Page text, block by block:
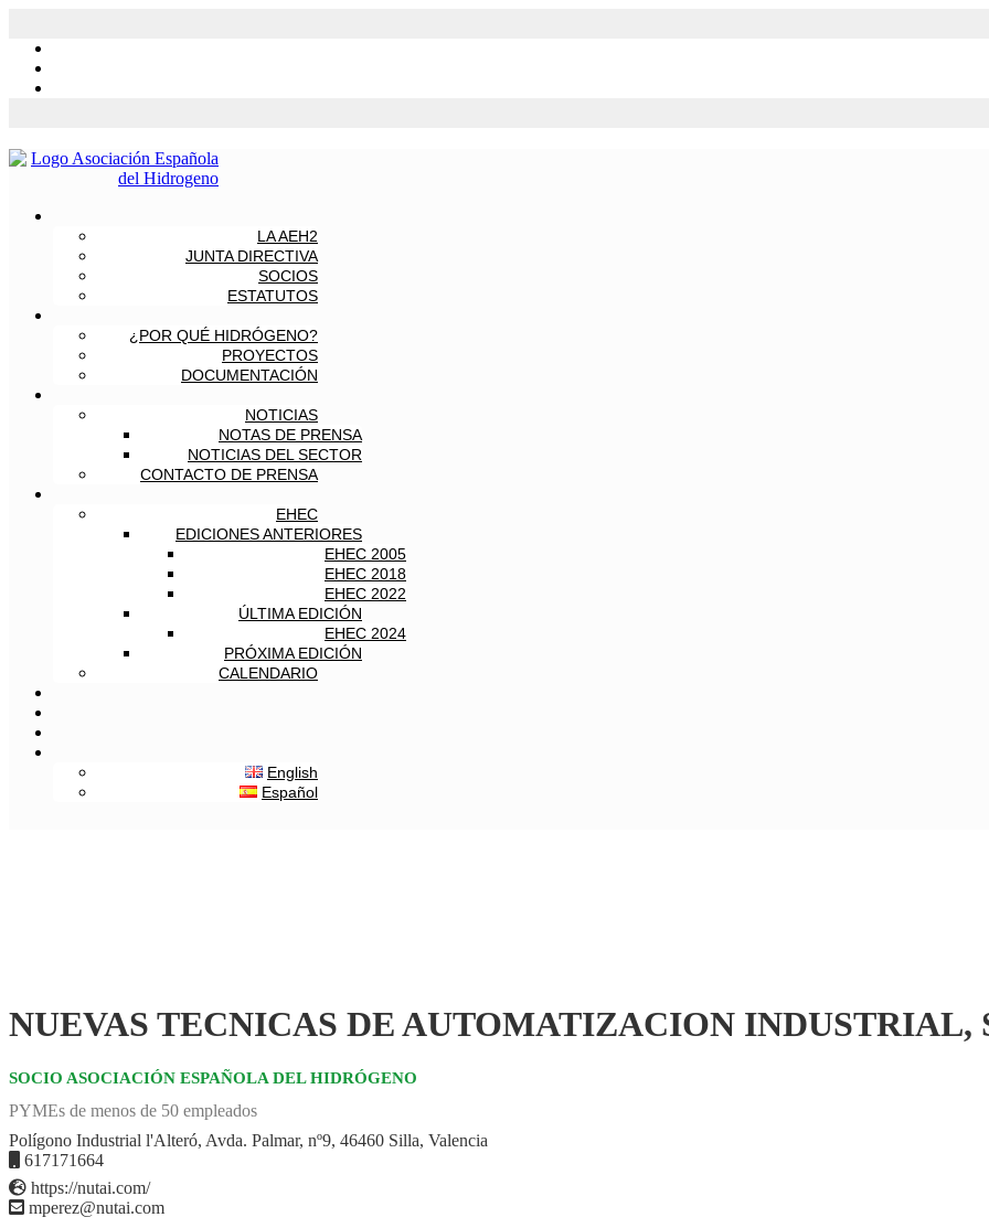
LA AEH2
JUNTA DIRECTIVA
SOCIOS
ESTATUTOS
¿POR QUÉ HIDRÓGENO?
PROYECTOS
DOCUMENTACIÓN
NOTICIAS
NOTAS DE PRENSA
NOTICIAS DEL SECTOR
CONTACTO DE PRENSA
EHEC
EDICIONES ANTERIORES
EHEC 2005
EHEC 2018
EHEC 2022
ÚLTIMA EDICIÓN
EHEC 2024
PRÓXIMA EDICIÓN
CALENDARIO
English
Español
NUEVAS TECNICAS DE AUTOMATIZACION INDUSTRIAL,
SOCIO ASOCIACIÓN ESPAÑOLA DEL HIDRÓGENO
PYMEs de menos de 50 empleados
Polígono Industrial l'Alteró, Avda. Palmar, nº9, 46460 Silla, Valencia
617171664
https://nutai.com/
mperez@nutai.com